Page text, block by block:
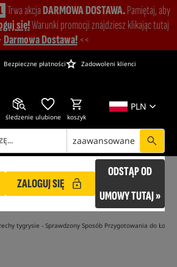
Trwa akcjaDARMOWA DOSTAWA.Pamiętaj, aby
się!Warunki promocji znajdziesz klikając tutaj
Darmowa Dostawa! <<
Bezpieczne płatności Zadowoleni klienci
PLN
śledzenie ulubione koszyk
zaawansowane
ZALOGUJ SIĘ
ODSTĄP OD
UMOWY TUTAJ »
tygrysie - Sprawdzony Sposób Przygotowania do